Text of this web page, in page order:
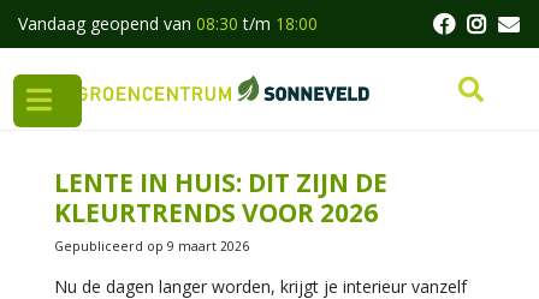
Vandaag geopend van 08:30 t/m 18:00
LENTE IN HUIS: DIT ZIJN DE
KLEURTRENDS VOOR 2026
Gepubliceerd op 9 maart 2026
Nu de dagen langer worden, krijgt je interieur vanzelf